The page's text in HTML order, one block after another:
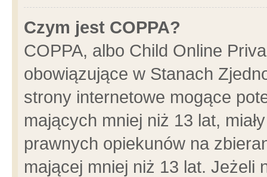
Czym jest COPPA?
COPPA, albo Child Online
obowiązujące w Stanach
strony internetowe mogące
mających mniej niż 13 lat,
prawnych opiekunów na
mającej mniej niż 13 lat. Jeżeli